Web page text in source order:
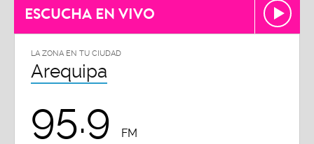
ESCUCHA EN VIVO
LA ZONA EN TU CIUDAD
Arequipa
95.9 FM